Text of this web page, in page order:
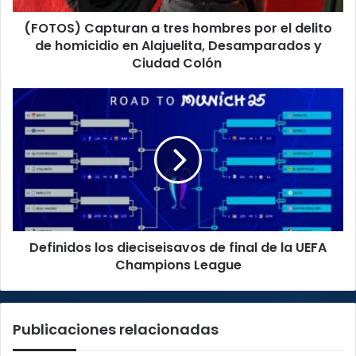
de
homicidio
Ciudad
Colón
(FOTOS) Capturan a tres hombres por el delito
de homicidio en Alajuelita, Desamparados y
Ciudad Colón
Definidos
los
dieciseisavos
final
UEFA
Champions
League
Definidos los dieciseisavos de final de la UEFA
Champions League
Publicaciones relacionadas